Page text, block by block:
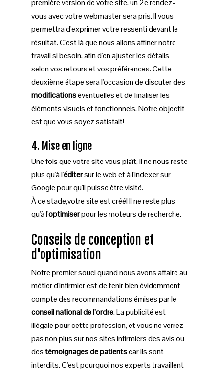
première version de votre site, un 2e rendez-
vous avec votre webmaster sera pris. Il vous
permettra d'exprimer votre ressenti devant le
résultat. C'est là que nous allons affiner notre
travail si besoin, afin d'en ajuster les détails
selon vos retours et vos préférences. Cette
deuxième étape sera l'occasion de discuter des
modificationséventuelles et de finaliser les
éléments visuels et fonctionnels. Notre objectif
est que vous soyez satisfait!
4. Mise en ligne
Une fois que votre site vous plaît, il ne nous reste
plus qu'à l'éditersur le web et à l'indexer sur
Google pour qu'il puisse être visité.
À ce stade,votre site est créé! Il ne reste plus
qu'à l'optimiserpour les moteurs de recherche.
Conseils de conception et
d'optimisation
Notre premier souci quand nous avons affaire au
métier d'infirmier est de tenir bien évidemment
compte des recommandations émises par le
conseil national de l’ordre. La publicité est
illégale pour cette profession, et vous ne verrez
pas non plus sur nos sites infirmiers des avis ou
destémoignages de patientscar ils sont
interdits. C'est pourquoi nos experts travaillent